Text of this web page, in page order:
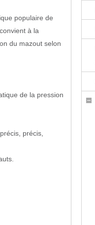
populaire de
à la
du mazout selon
de la pression
précis,